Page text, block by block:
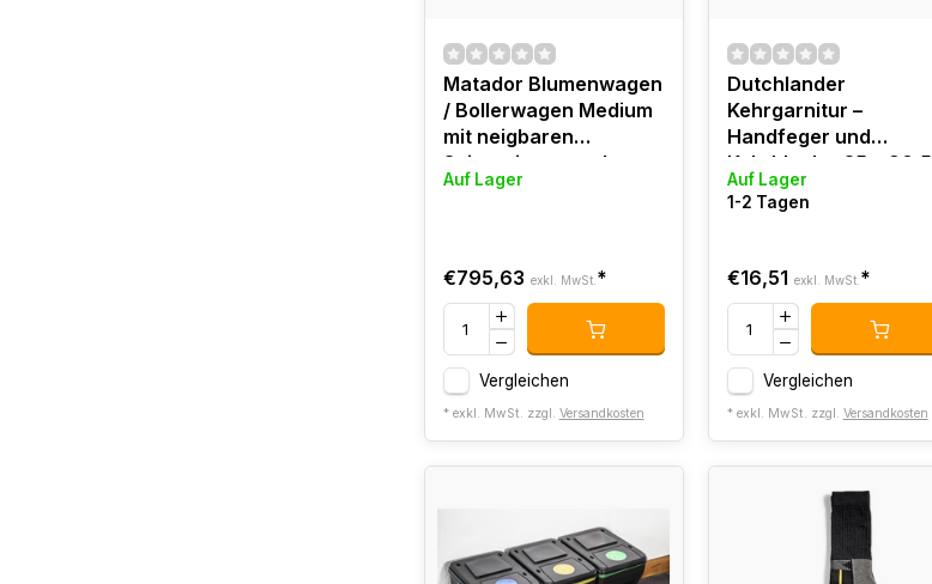
Matador Blumenwagen
/ Bollerwagen Medium
mit neigbaren
Seitengittern und
pannensicherer
Auf Lager
€795,63 exkl. MwSt. *
Vergleichen
* exkl. MwSt. zzgl. Versandkosten
Dutchlander
Kehrgarnitur –
Handfeger und
Kehrblech – 25 x 90,5
cm – Holz & Stahl –
Natur – Für Innen und
Auf Lager
1-2 Tagen
€16,51 exkl. MwSt. *
Vergleichen
* exkl. MwSt. zzgl. Versandkosten